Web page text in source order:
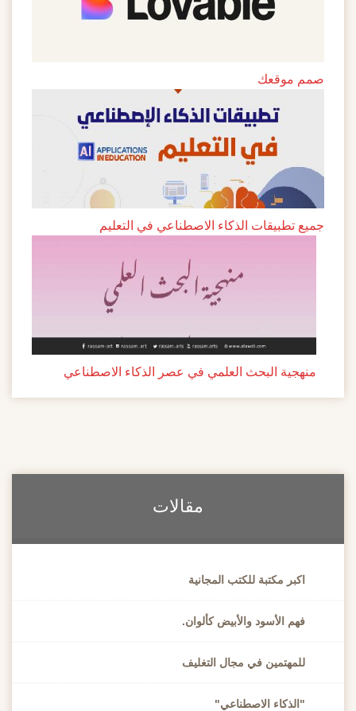
صمم موقعك
جميع تطبيقات الذكاء الاصطناعي في التعليم
منهجية البحث العلمي في عصر الذكاء الاصطناعي
مقالات
اكبر مكتبة للكتب المجانية
فهم الأسود والأبيض كألوان.
للمهتمين في مجال التغليف
"الذكاء الاصطناعي"